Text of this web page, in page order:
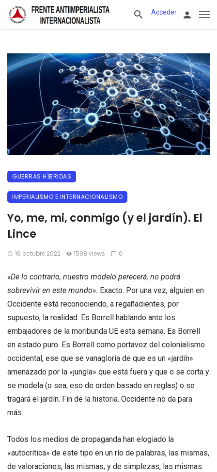
Acceder
GUERRAS HÍBRIDAS
IMPERIALISMO E INTERNACIONALISMO
Yo, me, mi, conmigo (y el jardín). El
Lince
16 octubre 2022 1598 views 0
«De lo contrario, nuestro modelo perecerá, no podrá
sobrevivir en este mundo». Exacto. Por una vez, alguien en
Occidente está reconociendo, a regañadientes, por
supuesto, la realidad. Es Borrell hablando ante los
embajadores de la moribunda UE esta semana. Es Borrell
en estado puro. Es Borrell como portavoz del colonialismo
occidental, ese que se vanagloria de que es un «jardín»
amenazado por la «jungla» que está fuera y que o se corta y
se modela (o sea, eso de orden basado en reglas) o se
tragará el jardín. Fin de la historia. Occidente no da para
más.
Todos los medios de propaganda han elogiado la
«autocrítica» de este tipo en un río de palabras, las mismas,
de valoraciones, las mismas, y de simplezas, las mismas.